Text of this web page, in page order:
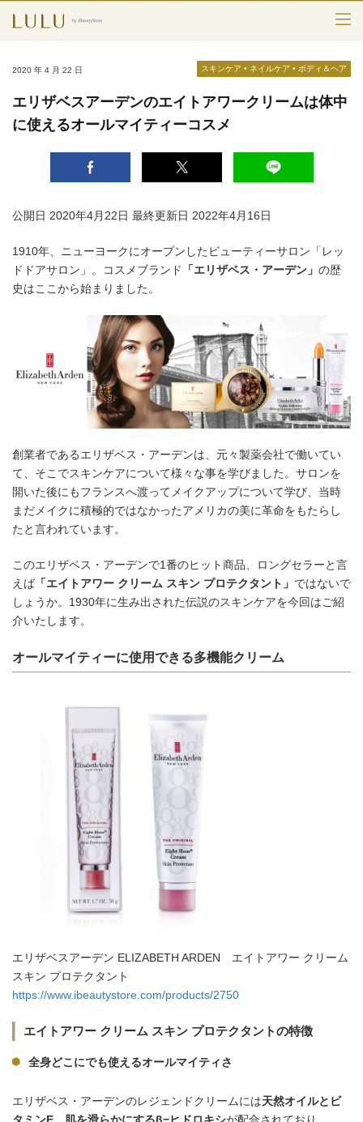
スキンケア
ボディ＆ヘア
検索
2020 年 4 月 22 日 スキンケア • ネイルケア • ボディ＆ヘア
エリザベスアーデンのエイトアワークリームは体中
に使えるオールマイティーコスメ
公開日 2020年4月22日 最終更新日 2022年4月16日
1910年、ニューヨークにオープンしたビューティーサロン「レッ
ドドアサロン」。コスメブランド
「エリザベス・アーデン」 の歴
史はここから始まりました。
創業者であるエリザベス・アーデンは、元々製薬会社で働いてい
て、そこでスキンケアについて様々な事を学びました。サロンを
開いた後にもフランスへ渡ってメイクアップについて学び、当時
まだメイクに積極的ではなかったアメリカの美に革命をもたらし
たと言われています。
このエリザベス・アーデンで1番のヒット商品、ロングセラーと言
えば 「エイトアワー クリーム スキン プロテクタント」 ではないで
しょうか。1930年に生み出された伝説のスキンケアを今回はご紹
介いたします。
オールマイティーに使用できる多機能クリーム
エリザベスアーデン ELIZABETH ARDEN エイトアワー クリーム
スキン プロテクタント
https://www.ibeautystore.com/products/2750
エイトアワー クリーム スキン プロテクタントの特徴
全身どこにでも使えるオールマイティさ
エリザベス・アーデンのレジェンドクリームには天然オイルとビ
タミンE、肌を滑らかにするβ−ヒドロキシが配合されており、